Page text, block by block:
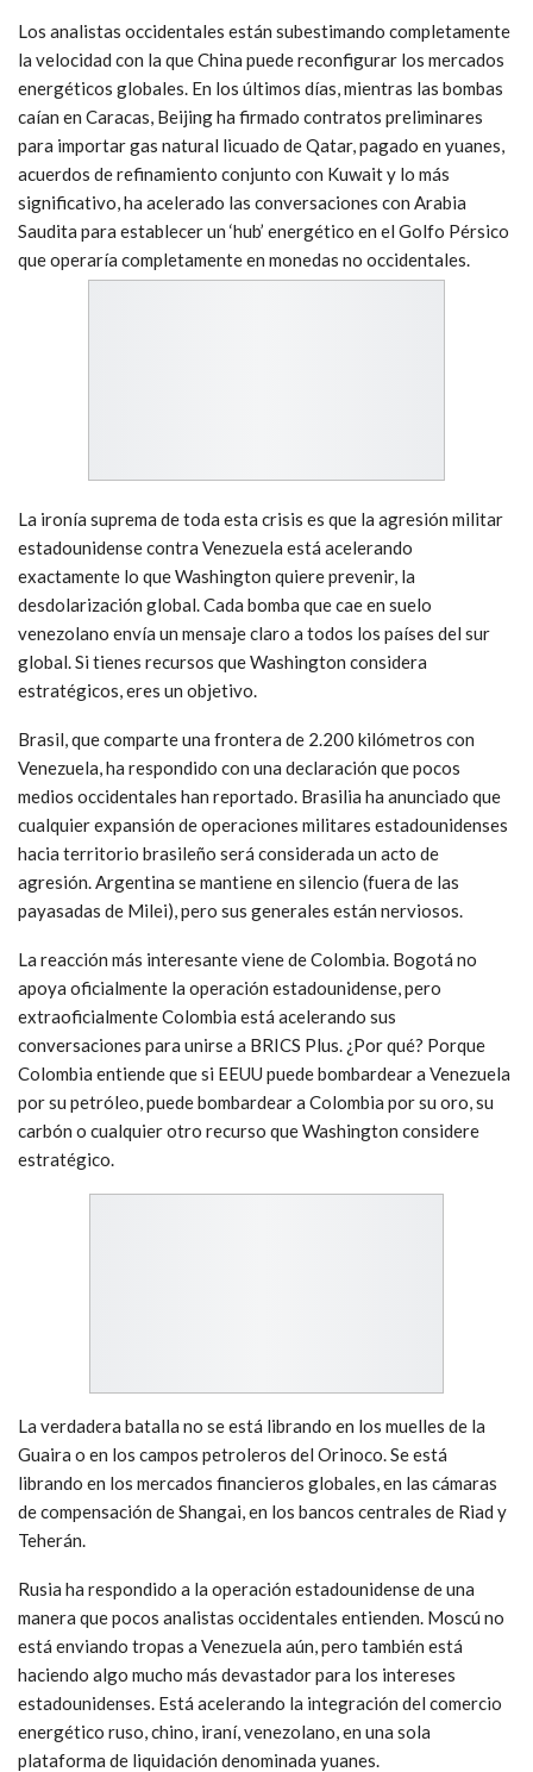
Los analistas occidentales están subestimando completamente
la velocidad con la que China puede reconfigurar los mercados
energéticos globales. En los últimos días, mientras las bombas
caían en Caracas, Beijing ha firmado contratos preliminares
para importar gas natural licuado de Qatar, pagado en yuanes,
acuerdos de refinamiento conjunto con Kuwait y lo más
significativo, ha acelerado las conversaciones con Arabia
Saudita para establecer un ‘hub’ energético en el Golfo Pérsico
que operaría completamente en monedas no occidentales.
La ironía suprema de toda esta crisis es que la agresión militar
estadounidense contra Venezuela está acelerando
exactamente lo que Washington quiere prevenir, la
desdolarización global. Cada bomba que cae en suelo
venezolano envía un mensaje claro a todos los países del sur
global. Si tienes recursos que Washington considera
estratégicos, eres un objetivo.
Brasil, que comparte una frontera de 2.200 kilómetros con
Venezuela, ha respondido con una declaración que pocos
medios occidentales han reportado. Brasilia ha anunciado que
cualquier expansión de operaciones militares estadounidenses
hacia territorio brasileño será considerada un acto de
agresión. Argentina se mantiene en silencio (fuera de las
payasadas de Milei), pero sus generales están nerviosos.
La reacción más interesante viene de Colombia. Bogotá no
apoya oficialmente la operación estadounidense, pero
extraoficialmente Colombia está acelerando sus
conversaciones para unirse a BRICS Plus. ¿Por qué? Porque
Colombia entiende que si EEUU puede bombardear a Venezuela
por su petróleo, puede bombardear a Colombia por su oro, su
carbón o cualquier otro recurso que Washington considere
estratégico.
La verdadera batalla no se está librando en los muelles de la
Guaira o en los campos petroleros del Orinoco. Se está
librando en los mercados financieros globales, en las cámaras
de compensación de Shangai, en los bancos centrales de Riad y
Teherán.
Rusia ha respondido a la operación estadounidense de una
manera que pocos analistas occidentales entienden. Moscú no
está enviando tropas a Venezuela aún, pero también está
haciendo algo mucho más devastador para los intereses
estadounidenses. Está acelerando la integración del comercio
energético ruso, chino, iraní, venezolano, en una sola
plataforma de liquidación denominada yuanes.